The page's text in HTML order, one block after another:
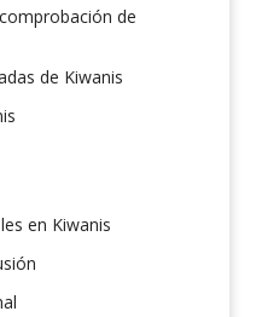
de
de Kiwanis
en Kiwanis